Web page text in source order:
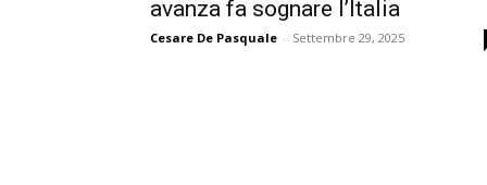
avanza fa sognare l’Italia
Cesare De Pasquale - Settembre 29, 2025